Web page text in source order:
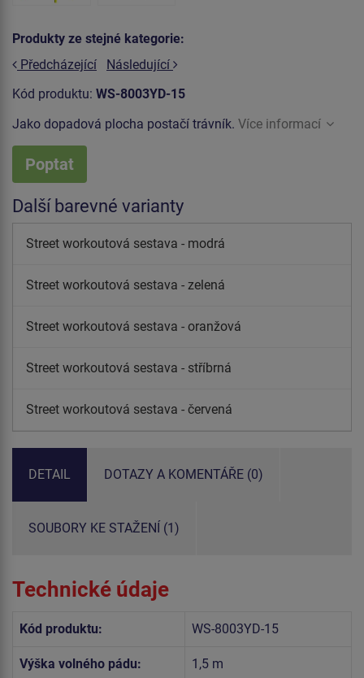
Produkty ze stejné kategorie:
Předcházející
Následující
Kód produktu: WS-8003YD-15
Jako dopadová plocha postačí trávník. Více informací
Poptat
Další barevné varianty
Street workoutová sestava - modrá
Street workoutová sestava - zelená
Street workoutová sestava - oranžová
Street workoutová sestava - stříbrná
Street workoutová sestava - červená
DETAIL DOTAZY A KOMENTÁŘE (0)
SOUBORY KE STAŽENÍ (1)
Technické údaje
Kód produktu: WS-8003YD-15
Výška volného pádu: 1,5 m